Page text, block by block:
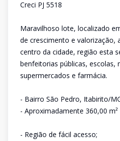
Creci PJ 5518
Maravilhoso lote, localizado
de crescimento e valorização,
centro da cidade, região esta
benfeitorias públicas, escolas,
supermercados e farmácia.
- Bairro São Pedro, Itabirito/
- Aproximadamente 360,00
- Região de fácil acesso;